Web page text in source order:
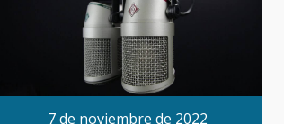
7 de noviembre de 2022